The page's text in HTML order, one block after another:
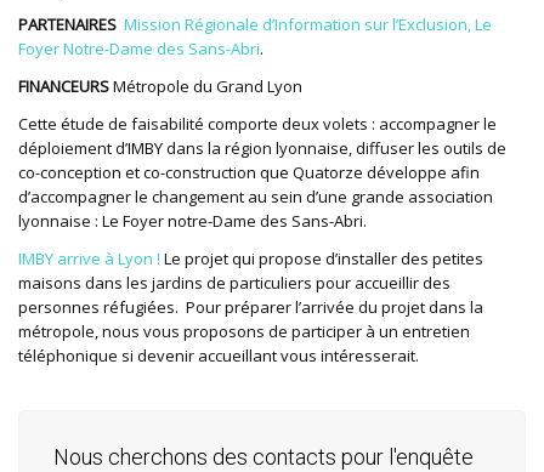
PARTENAIRES Mission Régionale d’Information sur l’Exclusion,Le
Foyer Notre-Dame des Sans-Abri.
FINANCEURSMétropole du Grand Lyon
Cette étude de faisabilité comporte deux volets : accompagner le
déploiement d’IMBYdans la région lyonnaise, diffuser les outils de
co-conception et co-construction que Quatorze développe afin
d’accompagner le changement au sein d’une grande association
lyonnaise : Le Foyer notre-Dame des Sans-Abri.
IMBY arrive à Lyon ! Le projet qui propose d’installer des petites
maisons dans les jardins de particuliers pour accueillir des
personnes réfugiées. Pour préparer l’arrivée du projet dans la
métropole, nous vous proposons de participer à un entretien
téléphonique si devenir accueillant vous intéresserait.
Nous cherchons des contacts pour l'enquête